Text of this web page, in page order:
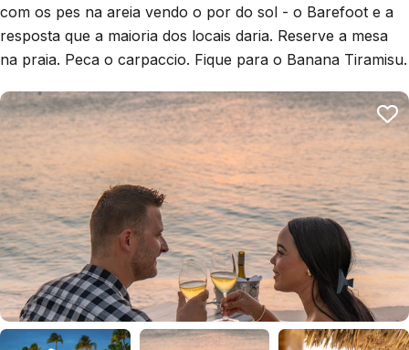
com os pes na areia vendo o por do sol - o Barefoot e a
resposta que a maioria dos locais daria. Reserve a mesa
na praia. Peca o carpaccio. Fique para o Banana Tiramisu.